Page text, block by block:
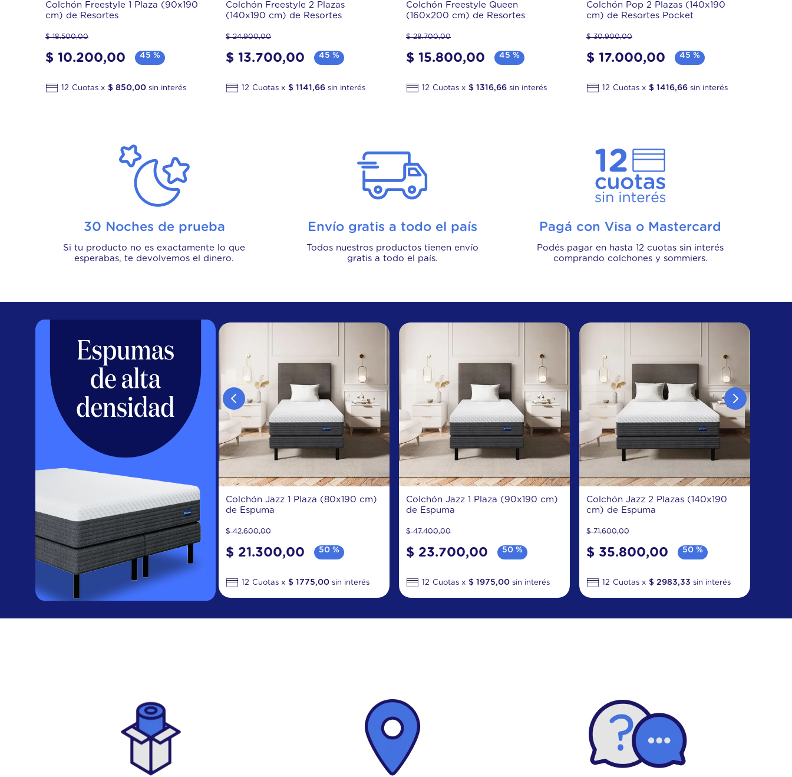
Colchón Freestyle 1 Plaza (90x190
cm) de Resortes
$ 18.500,00
$ 10.200,00 45 %
12 $ 850,00
Colchón Freestyle 2 Plazas
(140x190 cm) de Resortes
$ 24.900,00
$ 13.700,00 45 %
12 $ 1141,66
Colchón Freestyle Queen
(160x200 cm) de Resortes
$ 28.700,00
$ 15.800,00 45 %
12 $ 1316,66
Colchón Pop 2 Plazas (140x190
cm) de Resortes Pocket
$ 30.900,00
$ 17.000,00 45 %
12 $ 1416,66
30 Noches de prueba
Si tu producto no es exactamente lo que
esperabas, te devolvemos el dinero.
Envío gratis a todo el país
Todos nuestros productos tienen envío
gratis a todo el país.
Pagá con Visa o Mastercard
Podés pagar en hasta 12 cuotas sin interés
comprando colchones y sommiers.
Colchón Jazz 1 Plaza (80x190 cm)
de Espuma
$ 42.600,00
$ 21 .300,00 50 %
12 $ 1775,00
Colchón Jazz 1 Plaza (90x190 cm)
de Espuma
$ 47.400,00
$ 23.700,00 50 %
12 $ 1975,00
Colchón Jazz 2 Plazas (140x190
cm) de Espuma
$ 71.600,00
$ 35.800,00 50 %
12 $ 2983,33